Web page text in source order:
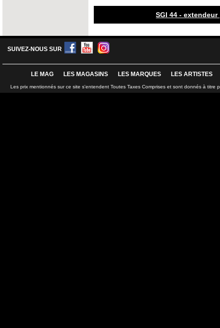
SGI 44 -
SUIVEZ-NOUS SUR
LE MAG LES MAGASINS LES MARQUES LES ARTISTES
Les prix mentionnés sur ce site s'entendent Toutes Taxes Comprises et sont donnés à